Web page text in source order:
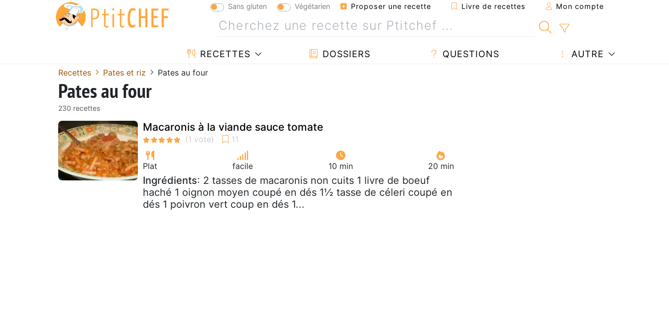
Sans gluten Végétarien Proposer une recette Livre de recettes Mon compte
RECETTES DOSSIERS QUESTIONS AUTRE
Recettes Pates et riz Pates au four
Pates au four
230 recettes
Macaronis à la viande sauce tomate
Plat facile 10 min 20 min
Ingrédients: 2 tasses de macaronis non cuits 1 livre de boeuf
haché 1 oignon moyen coupé en dés 1½ tasse de céleri coupé en
dés 1 poivron vert coup en dés 1...